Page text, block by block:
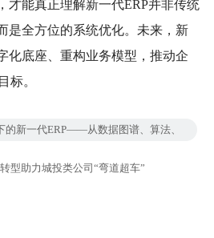
才能真正理解新一代ERP并非传统
是全方位的系统优化。未来，新
化底座、重构业务模型，推动企
标。
的新一代ERP——从数据图谱、算法、
型助力城投类公司“弯道超车”